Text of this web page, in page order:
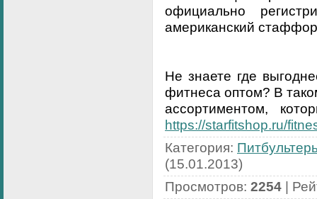
официально
американский
Не знаете где
фитнеса оптом? В
ассортиментом,
https://starfitshop.ru/
Категория:
(15.01.2013)
Просмотров: 2254 |